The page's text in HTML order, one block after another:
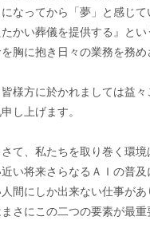
になってから「夢」と感じ
たかい葬儀を提供する』と
胸に抱き日々の業務を務め
様方に於かれましては益々
し上げます。
て、私たちを取り巻く環境
近い将来さらなるＡＩの普
人間にしか出来ない仕事が
まさにこの二つの要素が最重